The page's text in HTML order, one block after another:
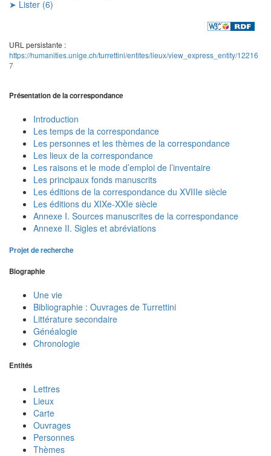
➤ Lister (6)
URL persistante :
https://humanities.unige.ch/turrettini/entites/lieux/view_express_entity/12216
7
Présentation de la correspondance
Introduction
Les temps de la correspondance
Les personnes et les thèmes de la correspondance
Les lieux de la correspondance
Les raisons et le mode d’emploi de l’inventaire
Les principaux fonds manuscrits
Les éditions de la correspondance du XVIIIe siècle
Les éditions du XIXe-XXIe siècle
Annexe I. Sources manuscrites de la correspondance
Annexe II. Sigles et abréviations
Projet de recherche
Biographie
Une vie
Bibliographie : Ouvrages de Turrettini
Littérature secondaire
Généalogie
Chronologie
Entités
Lettres
Lieux
Carte
Ouvrages
Personnes
Thèmes